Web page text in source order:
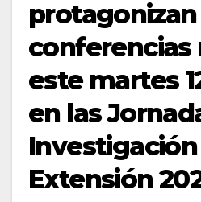
protagonizan
conferencias
este martes
en las
Extensión